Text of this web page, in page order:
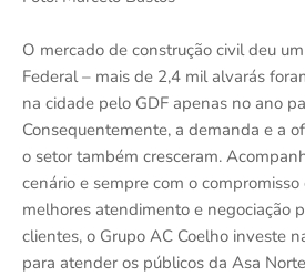
O mercado de construção civil deu
Federal – mais de 2,4 mil alvarás
na cidade pelo GDF apenas no ano
Consequentemente, a demanda e a
o setor também cresceram.
cenário e sempre com o
melhores atendimento e negociação
clientes, o Grupo AC Coelho investe
para atender os públicos da Asa